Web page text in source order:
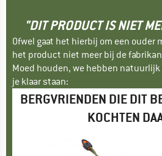
"DIT PRODUCT IS NIET
Ofwel gaat het hierbij om een ouder
het product niet meer bij de
Moed houden, we hebben
je klaar staan:
BERGVRIENDEN DIE DIT
KOCHTEN